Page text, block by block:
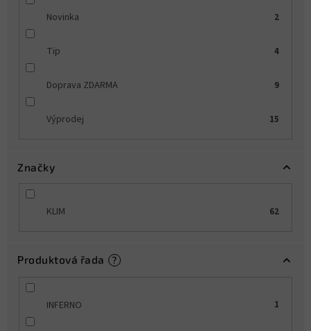
Novinka 2
Tip 4
Doprava ZDARMA 9
Výprodej 15
Značky
KLIM 62
Produktová řada ?
INFERNO 1